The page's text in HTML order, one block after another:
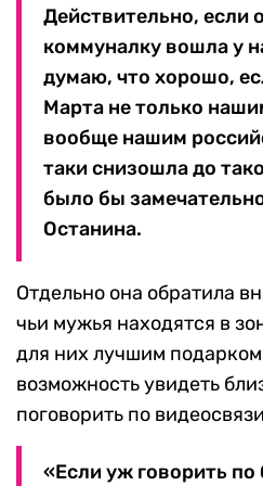
Действительно, если
коммуналку вошла у
думаю, что хорошо,
Марта не только
вообще нашим
таки снизошла до
было бы
Останина.
Отдельно она обратила
чьи мужья находятся в
для них лучшим
возможность увидеть
поговорить по
«Если уж говорить